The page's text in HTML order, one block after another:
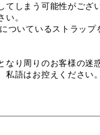
てしまう可能性がご
。
ついているストラッ
り周りのお客様の迷
語はお控えください。